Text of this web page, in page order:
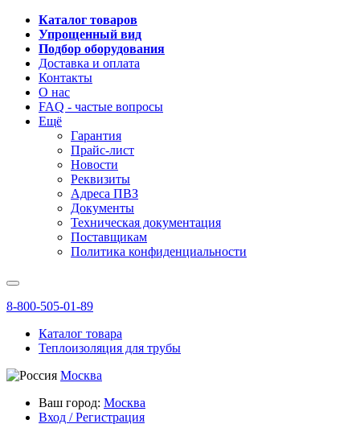
Каталог товаров
Упрощенный вид
Подбор оборудования
Доставка и оплата
Контакты
О нас
FAQ - частые вопросы
Ещё
Гарантия
Прайс-лист
Новости
Реквизиты
Адреса ПВЗ
Документы
Техническая документация
Поставщикам
Политика конфиденциальности
8-800-505-01-89
Каталог товара
Теплоизоляция для трубы
Москва
Ваш город: Москва
Вход / Регистрация